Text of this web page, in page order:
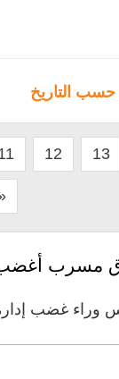
حسب التاريخ
12 13
مسرب أغضب
غضب إدارة